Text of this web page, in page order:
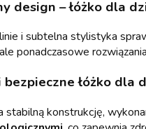
design – łóżko dla
i subtelna stylistyka
ponadczasowe
łóżko dla
stabilną konstrukcję,